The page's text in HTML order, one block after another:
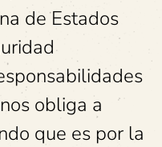
de Estados
obliga a
que es por la